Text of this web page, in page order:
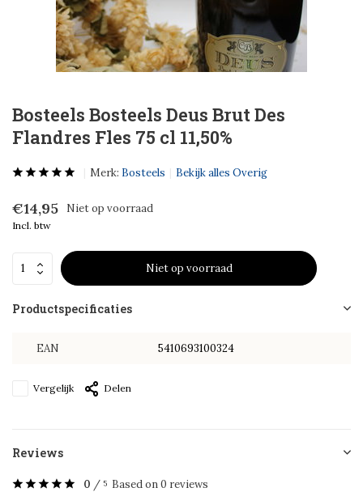
Bosteels Bosteels Deus Brut Des
Flandres Fles 75 cl 11,50%
Merk: Bosteels Bekijk alles Overig
€14,95 Niet op voorraad
Incl. btw
Niet op voorraad
Productspecificaties
EAN 5410693100324
Vergelijk Delen
Reviews
0 / 5 Based on 0 reviews